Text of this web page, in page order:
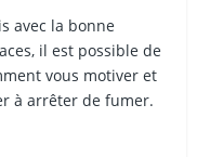
avec la bonne
il est possible de
vous motiver et
à arrêter de fumer.